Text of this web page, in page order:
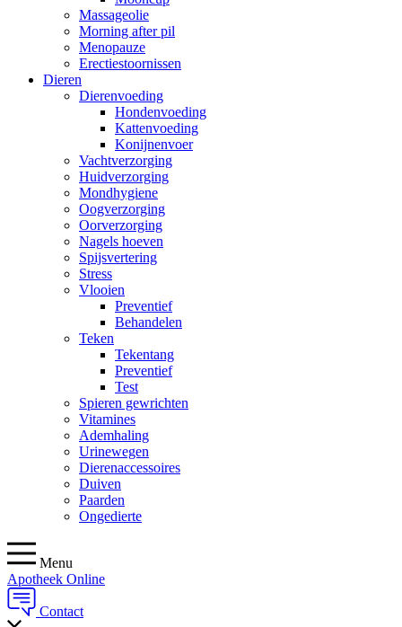
Massageolie
Morning after pil
Menopauze
Erectiestoornissen
Dieren
Dierenvoeding
Hondenvoeding
Kattenvoeding
Konijnenvoer
Vachtverzorging
Huidverzorging
Mondhygiene
Oogverzorging
Oorverzorging
Nagels hoeven
Spijsvertering
Stress
Vlooien
Preventief
Behandelen
Teken
Tekentang
Preventief
Test
Spieren gewrichten
Vitamines
Ademhaling
Urinewegen
Dierenaccessoires
Duiven
Paarden
Ongedierte
Menu
Apotheek Online
Contact